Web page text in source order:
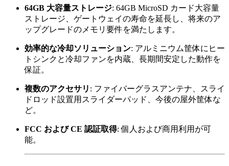
64GB 大容量ストレージ: 64GB MicroSD カード大容量
ストレージ、ゲートウェイの寿命を延長し、将来のア
ップグレードのメモリ要件を満たします。
効率的な冷却ソリューション: アルミニウム筐体にヒー
トシンクと冷却ファンを内蔵、長期間安定した動作を
保証。
複数のアクセサリ : ファイバーグラスアンテナ、スライ
ドロッド設置用スライダーパッド、今後の屋外筐体な
ど。
FCC および CE 認証取得: 個人および商用利用が可
能。